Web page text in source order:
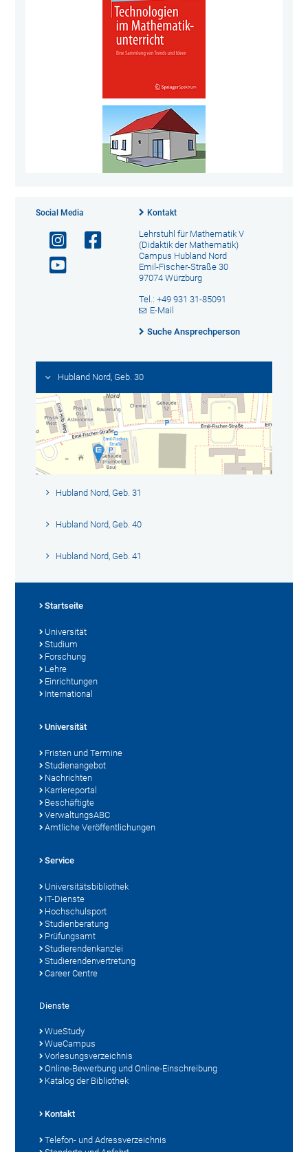
Social Media Kontakt
Lehrstuhl für Mathematik V
(Didaktik der Mathematik)
Campus Hubland Nord
Emil-Fischer-Straße 30
97074 Würzburg
Tel.: +49 931 31-85091
E-Mail
Suche Ansprechperson
Hubland Nord, Geb. 30
Hubland Nord, Geb. 31
Hubland Nord, Geb. 40
Hubland Nord, Geb. 41
Startseite
Universität
Studium
Forschung
Lehre
Einrichtungen
International
Universität
Fristen und Termine
Studienangebot
Nachrichten
Karriereportal
Beschäftigte
VerwaltungsABC
Amtliche Veröffentlichungen
Service
Universitätsbibliothek
IT-Dienste
Hochschulsport
Studienberatung
Prüfungsamt
Studierendenkanzlei
Studierendenvertretung
Career Centre
Dienste
WueStudy
WueCampus
Vorlesungsverzeichnis
Online-Bewerbung und Online-Einschreibung
Katalog der Bibliothek
Kontakt
Telefon- und Adressverzeichnis